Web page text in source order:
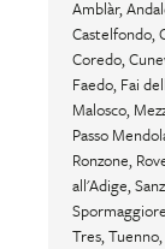
Amblàr,
Castelfondo,
Coredo,
Faedo, Fai
Malosco,
Passo
Ronzone,
all'Adige,
Tres,